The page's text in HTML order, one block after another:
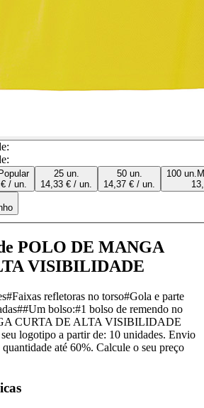
Popular
/ un.
25 un.
14,33 € / un.
50 un.
14,37 € / un.
100 un.
POLO DE MANGA
VISIBILIDADE
refletoras no torso#Gola e parte
bolso:#1 bolso de remendo no
CURTA DE ALTA VISIBILIDADE
logotipo a partir de: 10 unidades. Envio
até 60%. Calcule o seu preço